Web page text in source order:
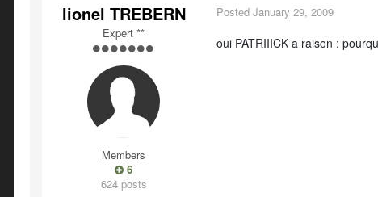
lionel TREBERN
Expert **
Members
6
624 posts
Posted January 29, 2009
oui PATRIIICK a raison :